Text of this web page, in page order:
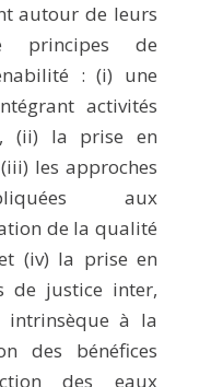
autour de leurs
principes de
: (i) une
activités
(ii) la prise en
les approches
aux
de la qualité
(iv) la prise en
de justice inter,
intrinsèque à la
des bénéfices
des eaux